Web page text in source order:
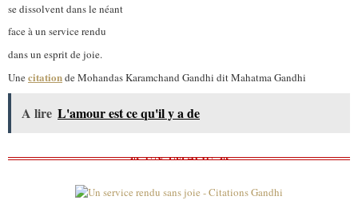
se dissolvent dans le néant
face à un service rendu
dans un esprit de joie.
Unecitationde Mohandas Karamchand Gandhi dit Mahatma Gandhi
A lire L'amour est ce qu'il y a de